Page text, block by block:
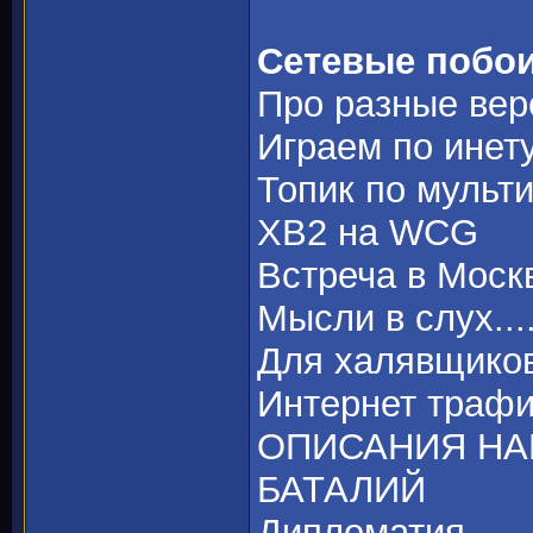
Сетевые
Про разные
Играем по
Топик по
ХВ2 на WCG
Встреча в
Мысли в
Для
Интернет
ОПИСАНИЯ
БАТАЛИЙ